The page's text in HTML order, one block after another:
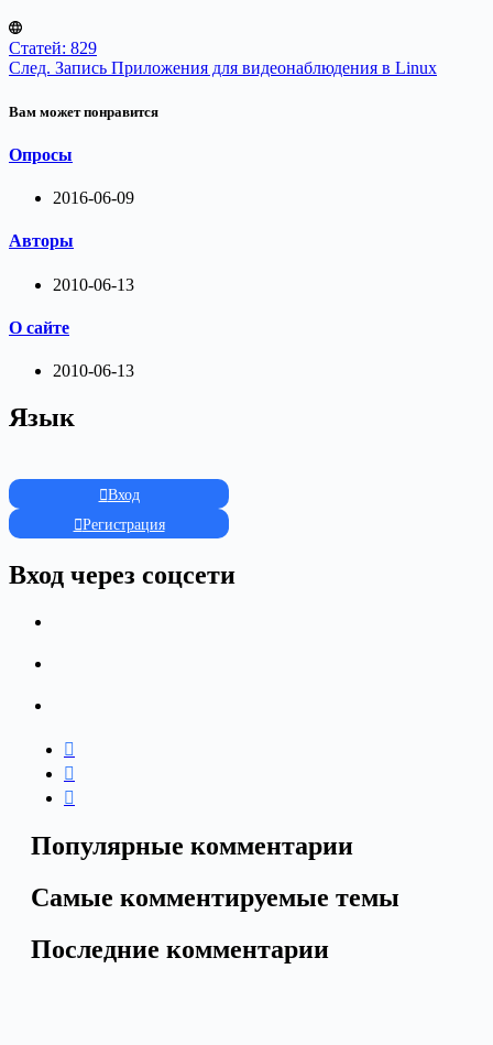
Статей: 829
След. Запись Приложения для видеонаблюдения в Linux
Вам может понравится
Опросы
2016-06-09
Авторы
2010-06-13
О сайте
2010-06-13
Язык
Вход
Регистрация
Вход через соцсети
Популярные комментарии
Самые комментируемые темы
Последние комментарии